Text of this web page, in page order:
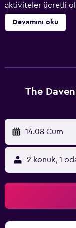
aktiviteler ücretli
Devamını oku
The
14.08 Cum
2 konuk, 1